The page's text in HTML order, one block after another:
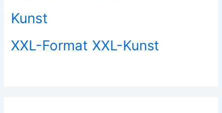
Kunst
XXL-Format XXL-Kunst